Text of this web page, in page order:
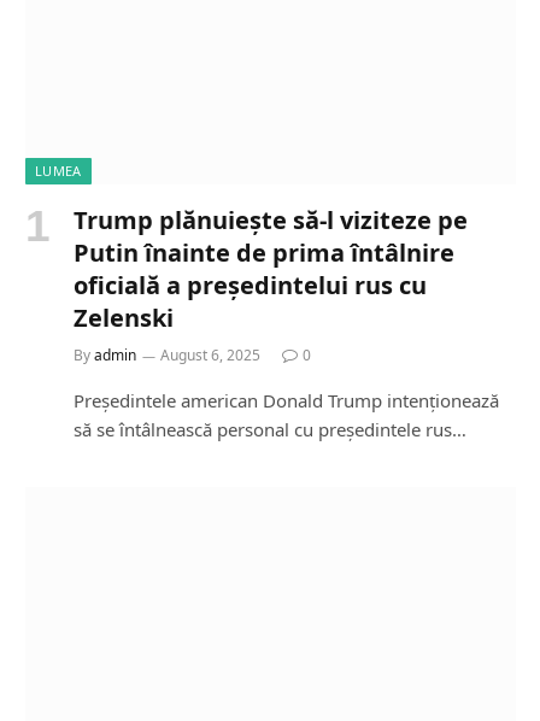
LUMEA
Trump plănuiește să-l viziteze pe
Putin înainte de prima întâlnire
oficială a președintelui rus cu
Zelenski
Byadmin August 6, 2025 0
Președintele american Donald Trump intenționează
să se întâlnească personal cu președintele rus…